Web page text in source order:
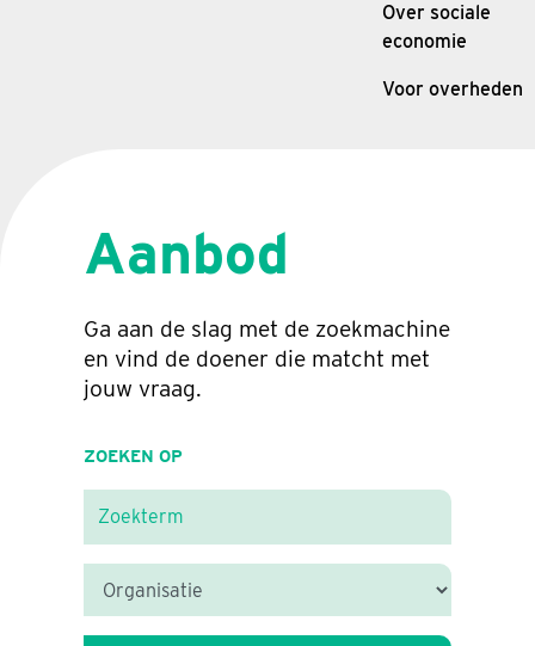
Over sociale
economie
Voor overheden
Aanbod
Ga aan de slag met de zoekmachine
en vind de doener die matcht met
jouw vraag.
ZOEKEN OP